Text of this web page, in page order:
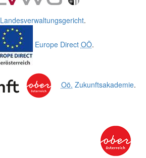
Landesverwaltungsgericht.
Europe Direct OÖ.
Oö. Zukunftsakademie.